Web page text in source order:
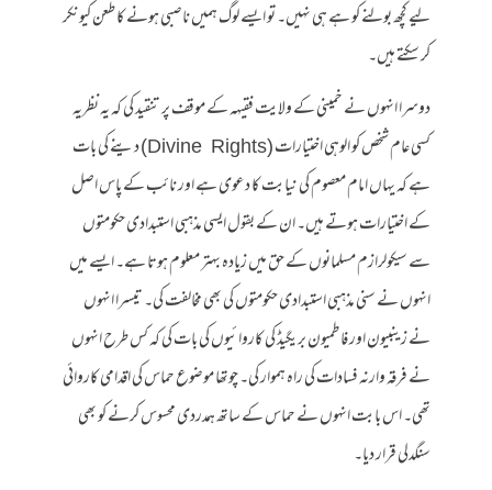
لیے کچھ بولنے کو ہے ہی نہیں۔ تو ایسے لوگ ہمیں ناصبی ہونے کا طعن کیونکر
کر سکتے ہیں۔
دوسرا انہوں نے خمینی کے ولایت فقیہہ کے موقف پر تنقید کی کہ یہ نظریہ
کسی عام شخص کو الوہی اختیارات (Divine Rights) دینے کی بات
ہے کہ یہاں امام معصوم کی نیابت کا دعوی ہے اور نائب کے پاس اصل
کے اختیارات ہوتے ہیں۔ ان کے بقول ایسی مذہبی استبدادی حکومتوں
سے سیکولرازم مسلمانوں کے حق میں زیادہ بہتر معلوم ہوتا ہے۔ ایسے میں
انہوں نے سنی مذہبی استبدادی حکومتوں کی بھی مخالفت کی۔ تیسرا انہوں
نے زینبیون اور فاطمیون بریگیڈ کی کاروائیوں کی بات کی کہ کس طرح انہوں
نے فرقہ وارنہ فسادات کی راہ ہموار کی۔ چوتھا موضوع حماس کی اقدامی کاروائی
تھی۔ اس بابت انہوں نے حماس کے ساتھ ہمدردی محسوس کرنے کو بھی
سنگدلی قرار دیا۔